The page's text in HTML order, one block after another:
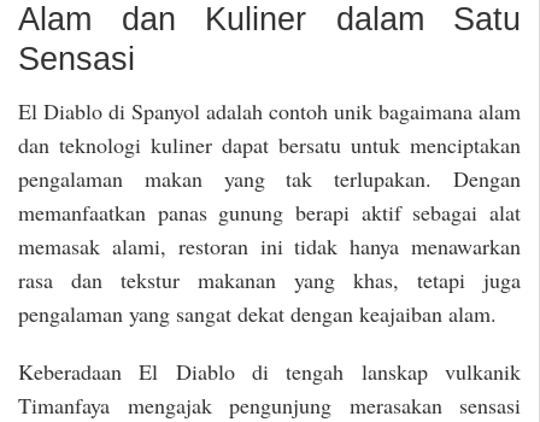
Alam dan Kuliner dalam Satu
Sensasi
El Diablo di Spanyol adalah contoh unik bagaimana alam
dan teknologi kuliner dapat bersatu untuk menciptakan
pengalaman makan yang tak terlupakan. Dengan
memanfaatkan panas gunung berapi aktif sebagai alat
memasak alami, restoran ini tidak hanya menawarkan
rasa dan tekstur makanan yang khas, tetapi juga
pengalaman yang sangat dekat dengan keajaiban alam.
Keberadaan El Diablo di tengah lanskap vulkanik
Timanfaya mengajak pengunjung merasakan sensasi